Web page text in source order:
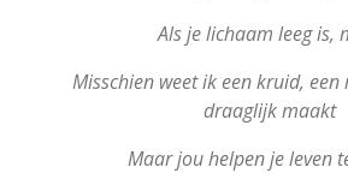
Als je lichaam leeg is,
Misschien weet ik een kruid,
draaglijk maakt
Maar jou helpen je leven